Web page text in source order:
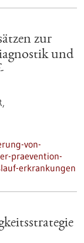
zur
und
von-
praevention-
erkrankungen